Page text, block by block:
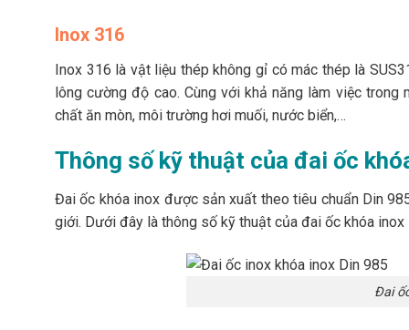
Inox 316
Inox 316 là vật liệu thép không gỉ có mác thép là
lông cường độ cao. Cùng với khả năng làm việc
chất ăn mòn, môi trường hơi muối, nước biển,…
Thông số kỹ thuật của đai ốc
Đai ốc khóa inox được sản xuất theo tiêu chuẩn Din
giới. Dưới đây là thông số kỹ thuật của đai ốc khóa inox
Đai